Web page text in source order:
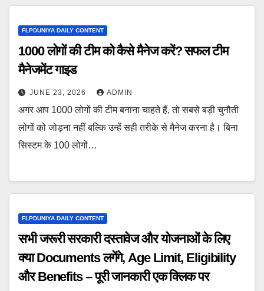
FLPDUNIYA DAILY CONTENT
1000 लोगों की टीम को कैसे मैनेज करें? सफल टीम
मैनेजमेंट गाइड
JUNE 23, 2026 ADMIN
अगर आप 1000 लोगों की टीम बनाना चाहते हैं, तो सबसे बड़ी चुनौती
लोगों को जोड़ना नहीं बल्कि उन्हें सही तरीके से मैनेज करना है। बिना
सिस्टम के 100 लोगों…
FLPDUNIYA DAILY CONTENT
सभी जरूरी सरकारी दस्तावेज और योजनाओं के लिए
क्या Documents लगेंगे, Age Limit, Eligibility
और Benefits – पूरी जानकारी एक क्लिक पर